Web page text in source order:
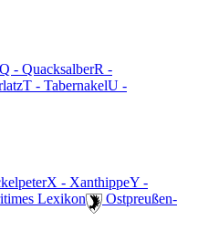
Q - QuacksalberR -
T - TabernakelU -
X - XanthippeY -
Lexikon
️ Ostpreußen-